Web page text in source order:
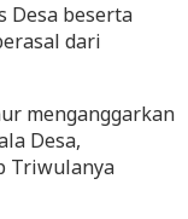
Desa beserta
dari
menganggarkan
Desa,
Triwulanya